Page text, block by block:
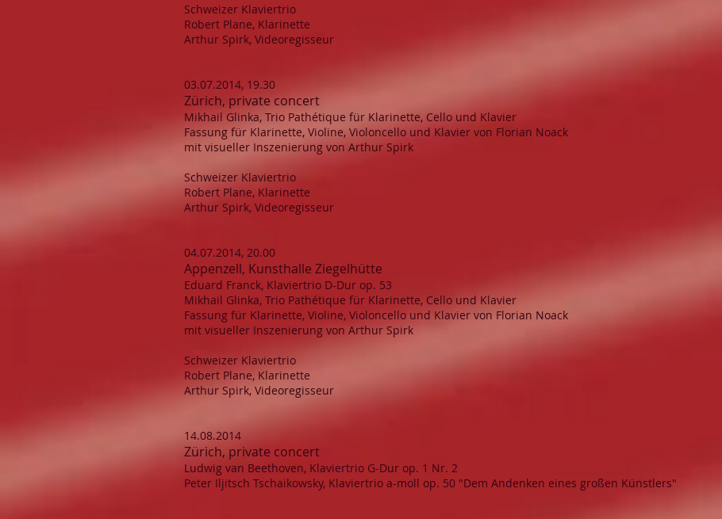
Schweizer Klaviertrio
Robert Plane, Klarinette
Arthur Spirk, Videoregisseur
03.07.2014, 19.30
Zürich, private concert
Mikhail Glinka, Trio Pathétique für Klarinette, Cello und Klavier
Fassung für Klarinette, Violine, Violoncello und Klavier von Florian Noack
mit visueller Inszenierung von Arthur Spirk
Schweizer Klaviertrio
Robert Plane, Klarinette
Arthur Spirk, Videoregisseur
04.07.2014, 20.00
Appenzell, Kunsthalle Ziegelhütte
Eduard Franck, Klaviertrio D-Dur op. 53
Mikhail Glinka, Trio Pathétique für Klarinette, Cello und Klavier
Fassung für Klarinette, Violine, Violoncello und Klavier von Florian Noack
mit visueller Inszenierung von Arthur Spirk
Schweizer Klaviertrio
Robert Plane, Klarinette
Arthur Spirk, Videoregisseur
14.08.2014
Zürich, private concert
Ludwig van Beethoven, Klaviertrio G-Dur op. 1 Nr. 2
Peter Iljitsch Tschaikowsky, Klaviertrio a-moll op. 50 "Dem Andenken eines großen Künstlers"